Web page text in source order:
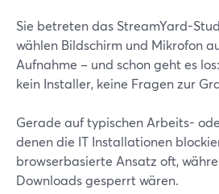
Sie betreten das StreamYard-
wählen Bildschirm und Mikrofon
Aufnahme – und schon geht es
kein Installer, keine Fragen zur
Gerade auf typischen Arbeits-
denen die IT Installationen
browserbasierte Ansatz oft,
Downloads gesperrt wären.